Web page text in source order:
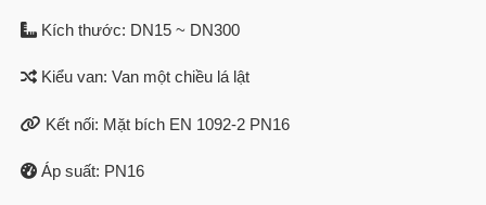
Kích thước: DN15 ~ DN300
Kiểu van: Van một chiều lá lật
Kết nối: Mặt bích EN 1092-2 PN16
Áp suất: PN16